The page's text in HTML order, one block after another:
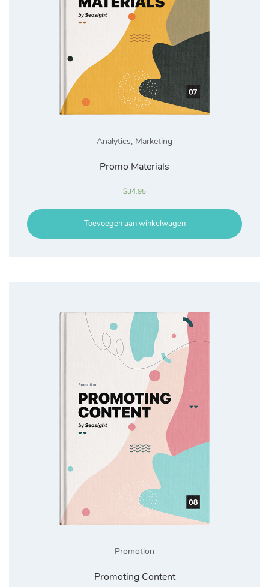
Analytics, Marketing
Promo Materials
$34.95
Toevoegen aan winkelwagen
Promotion
Promoting Content